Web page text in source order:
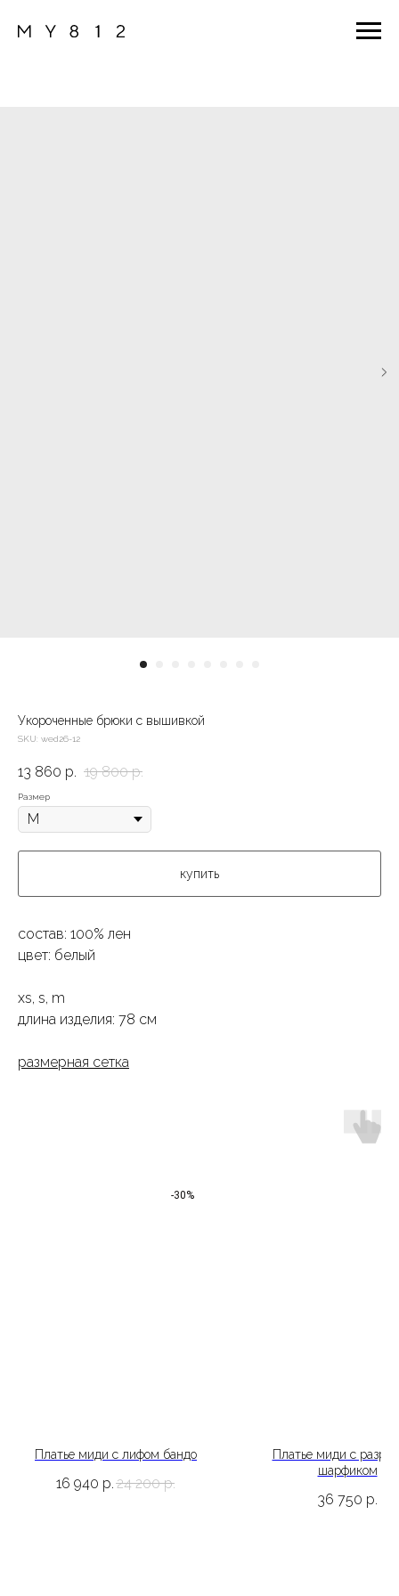
Укороченные брюки с вышивкой
SKU: wed26-12
13 860 р. 19 800 р.
Размер
купить
состав: 100% лен
цвет: белый
xs, s, m
длина изделия: 78 см
размерная сетка
-30%
Платье миди с лифом бандо
16 940 р. 24 200 р.
Платье миди с
шарфиком
36 750 р.